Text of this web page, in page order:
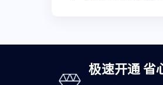
极速开通 省